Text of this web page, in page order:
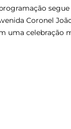
Coronel
uma celebração